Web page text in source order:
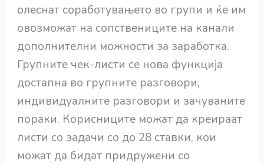
олеснат соработувањето во групи и ќе им
овозможат на сопствениците на канали
дополнителни можности за заработка.
Групните чек-листи се нова функција
достапна во групните разговори,
индивидуалните разговори и зачуваните
пораки. Корисниците можат да креираат
листи со задачи со до 28 ставки, кои
можат да бидат придружени со